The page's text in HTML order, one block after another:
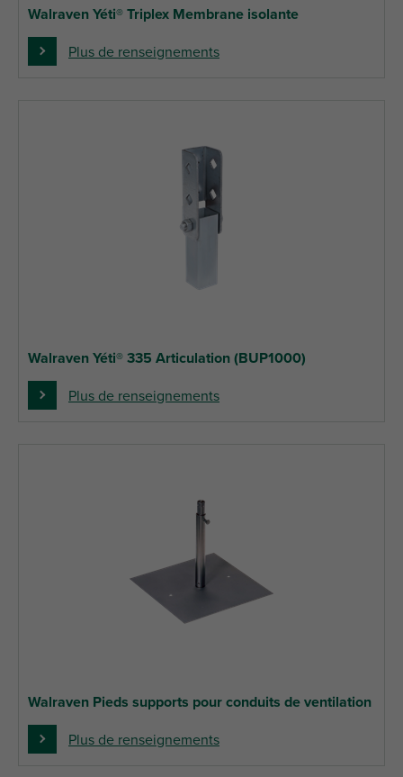
Walraven Yéti® Triplex Membrane isolante
Plus de renseignements
Walraven Yéti® 335 Articulation (BUP1000)
Plus de renseignements
Walraven Pieds supports pour conduits de ventilation
Plus de renseignements